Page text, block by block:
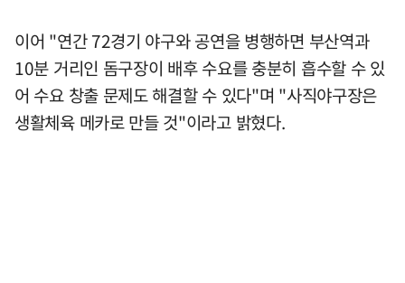
이어 "연간 72경기 야구와 공연을 병행하면 부산역과
10분 거리인 돔구장이 배후 수요를 충분히 흡수할 수 있
어 수요 창출 문제도 해결할 수 있다"며 "사직야구장은
생활체육 메카로 만들 것"이라고 밝혔다.